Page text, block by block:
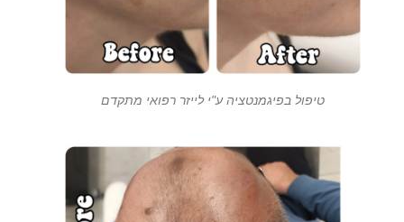
טיפול בפיגמנטציה ע"י לייזר רפואי מתקדם